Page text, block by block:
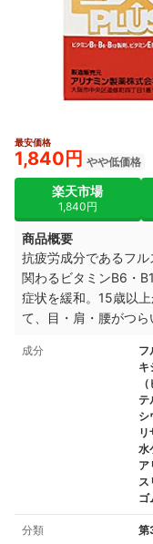
最安価格
1,840円 やや低価格
楽天市場
1,840円
商品概要
抗疲労成分であるフ
関わるビタミンB6・
症状を緩和。15歳以
て、目・肩・腰がつら
成分
フ
キ
テ
シ
水
ア
ス
ゴ
分類 第